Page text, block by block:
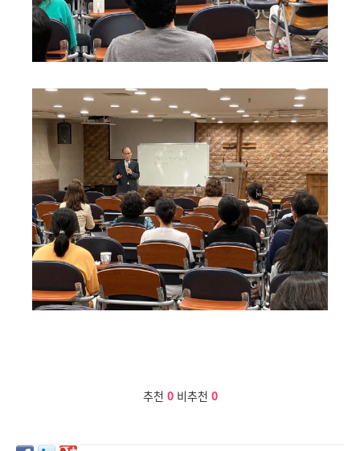
추천 0 비추천 0